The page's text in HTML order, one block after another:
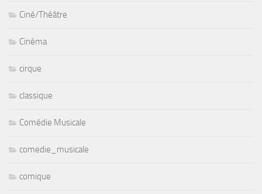
Ciné/Théâtre
Cinéma
cirque
classique
Comédie Musicale
comedie_musicale
comique